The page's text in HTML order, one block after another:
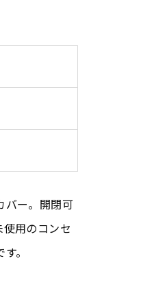
バー。開閉可
用のコンセ
。